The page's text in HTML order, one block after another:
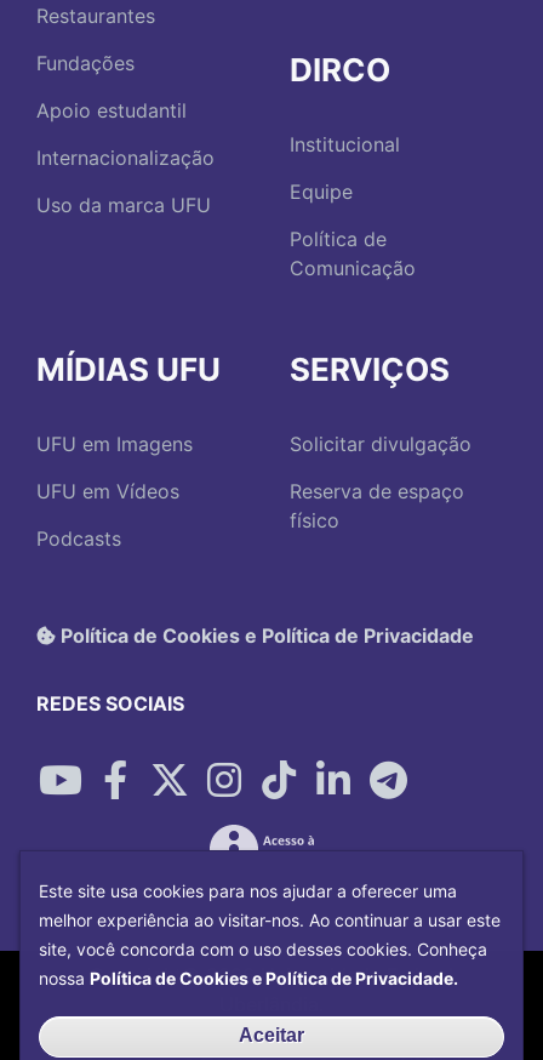
Restaurantes
Fundações
Apoio estudantil
Internacionalização
Uso da marca UFU
DIRCO
Institucional
Equipe
Política de
Comunicação
MÍDIAS UFU
UFU em Imagens
UFU em Vídeos
Podcasts
SERVIÇOS
Solicitar divulgação
Reserva de espaço
físico
Política de Cookies e Política de Privacidade
REDES SOCIAIS
Copyright©2026Universidade Federal
Centro de Tecnologia da
Este site usa cookies para nos ajudar a oferecer uma
melhor experiência ao visitar-nos. Ao continuar a usar este
site, você concorda com o uso desses cookies. Conheça
nossa Política de Cookies e Política de Privacidade.
Aceitar